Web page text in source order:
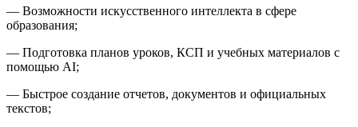
— Возможности искусственного интеллекта в сфере
образования;
— Подготовка планов уроков, КСП и учебных материалов с
помощью AI;
— Быстрое создание отчетов, документов и официальных
текстов;